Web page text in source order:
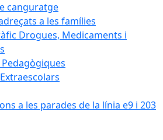
canguratge
a les famílies
Drogues, Medicaments i
a les parades de la línia e9 i 203